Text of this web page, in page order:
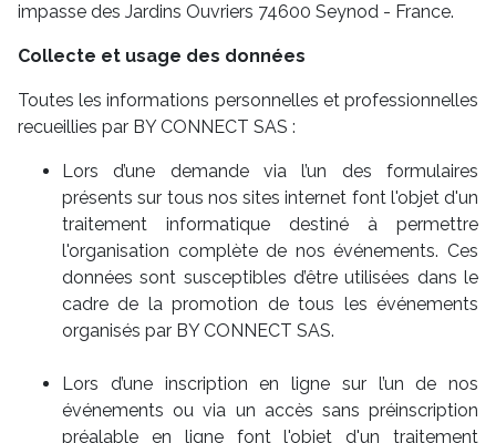
impasse des Jardins Ouvriers 74600 Seynod - France.
Collecte et usage des données
Toutes les informations personnelles et professionnelles
recueillies par BY CONNECT SAS :
Lors d’une demande via l’un des formulaires
présents sur tous nos sites internet font l'objet d'un
traitement informatique destiné à permettre
l'organisation complète de nos événements. Ces
données sont susceptibles d’être utilisées dans le
cadre de la promotion de tous les événements
organisés par BY CONNECT SAS.
Lors d’une inscription en ligne sur l’un de nos
événements ou via un accès sans préinscription
préalable en ligne font l'objet d'un traitement